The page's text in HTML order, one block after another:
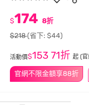
官網不限金額享88折
$174 8折
$218(省下: $44)
活動價$153 71折 起 (